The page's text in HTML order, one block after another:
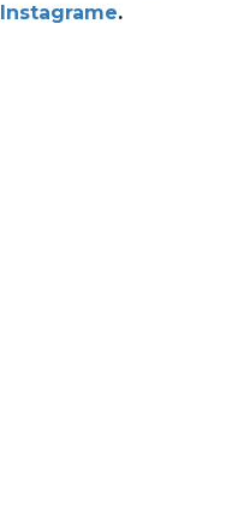
Instagrame.